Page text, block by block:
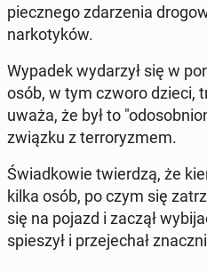
piecz­ne­go zda­rze­nia
nar­ko­ty­ków.
Wypadek wy­da­rzył się w
osób, w tym czworo dzieci,
uważa, że był to
związku z ter­ro­ry­zmem.
Świad­ko­wie twier­dzą, że
kilka osób, po czym się
się na pojazd i zaczął
spie­szył i prze­je­chał